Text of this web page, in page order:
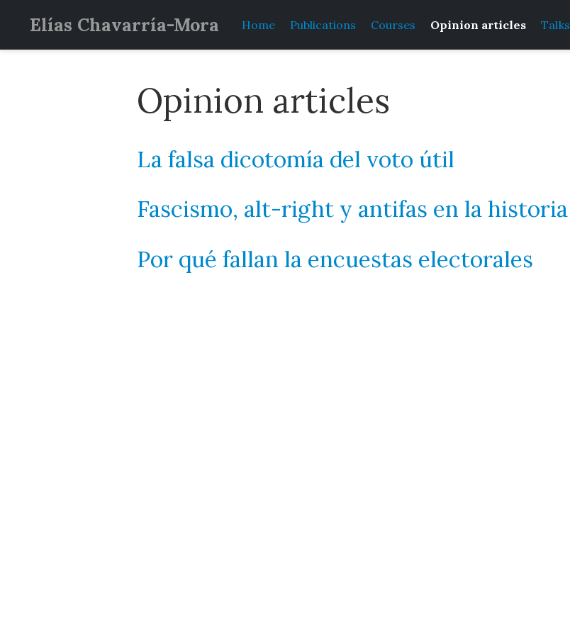
Elías Chavarría-Mora Home Publications Courses Opinion articles Talks
Opinion articles
La falsa dicotomía del voto útil
Fascismo, alt-right y antifas en la historia
Por qué fallan la encuestas electorales